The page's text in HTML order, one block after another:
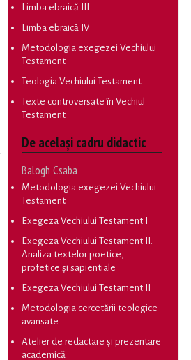
Limba ebraică III
Limba ebraică IV
Metodologia exegezei Vechiului
Testament
Teologia Vechiului Testament
Texte controversate în Vechiul
Testament
De același cadru didactic
Balogh Csaba
Metodologia exegezei Vechiului
Testament
Exegeza Vechiului Testament I
Exegeza Vechiului Testament II:
Analiza textelor poetice,
profetice și sapientiale
Exegeza Vechiului Testament II
Metodologia cercetării teologice
avansate
Atelier de redactare și prezentare
academică